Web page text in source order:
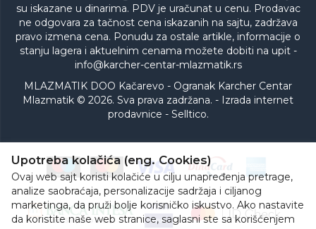
su iskazane u dinarima. PDV je uračunat u cenu. Prodavac
ne odgovara za tačnost cena iskazanih na sajtu, zadržava
pravo izmena cena. Ponudu za ostale artikle, informacije o
stanju lagera i aktuelnim cenama možete dobiti na upit -
info@karcher-centar-mlazmatik.rs
MLAZMATIK DOO Kačarevo - Ogranak Karcher Centar
Mlazmatik © 2026. Sva prava zadržana. - Izrada internet
prodavnice - Selltico.
Upotreba kolačića (eng. Cookies)
Ovaj web sajt koristi kolačiće u cilju unapređenja pretrage,
analize saobraćaja, personalizacije sadržaja i ciljanog
marketinga, da pruži bolje korisničko iskustvo. Ako nastavite
da koristite naše web stranice, saglasni ste sa korišćenjem